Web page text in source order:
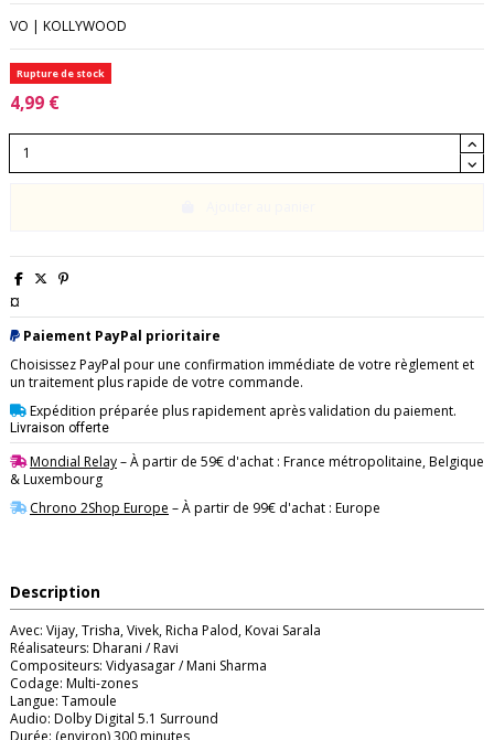
VO | KOLLYWOOD
Rupture de stock
4,99 €
¤
Paiement PayPal prioritaire
Choisissez PayPal pour une confirmation immédiate de votre règlement et
un traitement plus rapide de votre commande.
Expédition préparée plus rapidement après validation du paiement.
Livraison offerte
Mondial Relay– À partir de 59€ d'achat : France métropolitaine, Belgique
& Luxembourg
Chrono 2Shop Europe – À partir de 99€ d'achat : Europe
Description
Avec: Vijay, Trisha, Vivek, Richa Palod, Kovai Sarala
Réalisateurs: Dharani / Ravi
Compositeurs: Vidyasagar / Mani Sharma
Codage: Multi-zones
Langue: Tamoule
Audio: Dolby Digital 5.1 Surround
Durée: (environ) 300 minutes